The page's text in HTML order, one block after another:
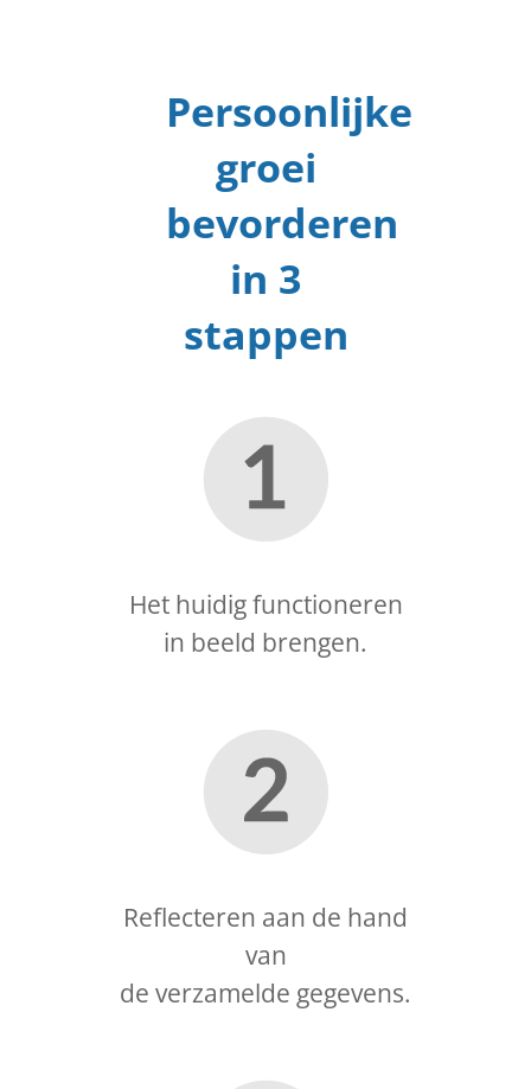
Persoonlijke
groei
bevorderen
in 3
stappen
Het huidig functioneren
in beeld brengen.
Reflecteren aan de hand
van
de verzamelde gegevens.